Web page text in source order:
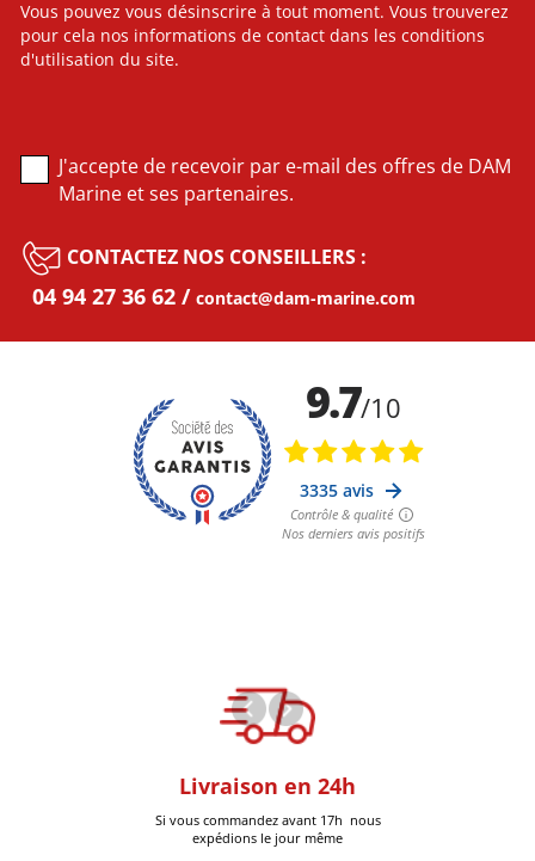
Livraison en 24h
Si vous commandez avant 17h nous
expédions le jour même
Vous pouvez vous désinscrire à tout moment. Vous trouverez
pour cela nos informations de contact dans les conditions
d'utilisation du site.
J'accepte de recevoir par e-mail des offres de DAM
Marine et ses partenaires.
CONTACTEZ NOS CONSEILLERS :
04 94 27 36 62 contact@dam-marine.com